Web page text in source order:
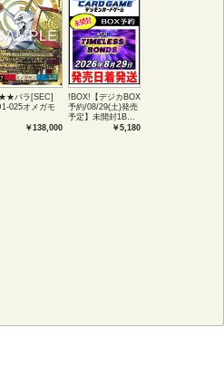
パラ[SEC]
025オメガモ
￥138,000
!BOX!【デジカBOX
予約/08/29(土)発売
予定】未開封1BOX
￥5,180